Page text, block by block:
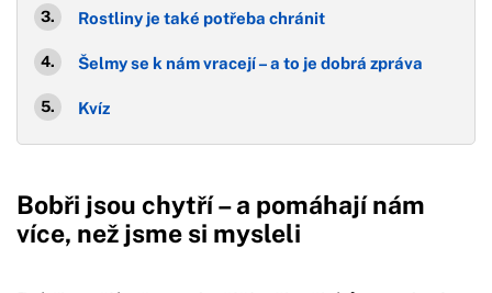
Rostliny je také potřeba chránit
Šelmy se k nám vracejí – a to je dobrá zpráva
Kvíz
Bobři jsou chytří – a pomáhají nám
více, než jsme si mysleli